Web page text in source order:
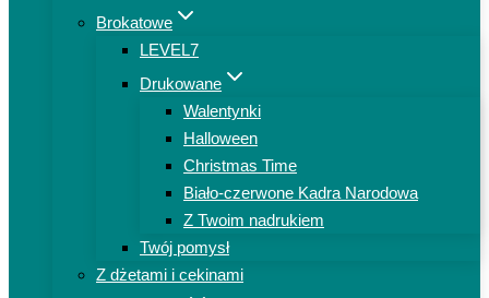
Brokatowe
LEVEL7
Drukowane
Walentynki
Halloween
Christmas Time
Biało-czerwone Kadra Narodowa
Z Twoim nadrukiem
Twój pomysł
Z dżetami i cekinami